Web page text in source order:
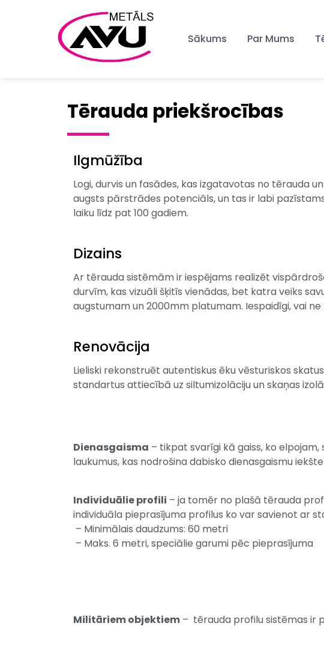
Sākums Par Mums
Tērauda priekšrocības
Ilgmūžība
Logi, durvis un fasādes, kas izgatavotas no tērauda
augsts pārstrādes potenciāls, un tas ir labi
laiku līdz pat 100 gadiem.
Dizains
Ar tērauda sistēmām ir iespējams realizēt
durvīm, kas vizuāli šķitīs vienādas, bet katra veiks
augstumam un 2000mm platumam. Iespaidīgi, vai ne
Renovācija
Lieliski rekonstruēt autentiskus ēku vēsturiskos
standartus attiecībā uz siltumizolāciju un skaņas
Dienasgaisma – tikpat svarīgi kā gaiss, ko
laukumus, kas nodrošina dabisko dienasgaismu
Individuālie profili – ja tomēr no plašā tērauda
individuāla pieprasījuma profilus ko var savienot ar
– Minimālais daudzums: 60 metri
– Maks. 6 metri, speciālie garumi pēc pieprasījuma
Militāriem objektiem – tērauda profilu sistēmas ir